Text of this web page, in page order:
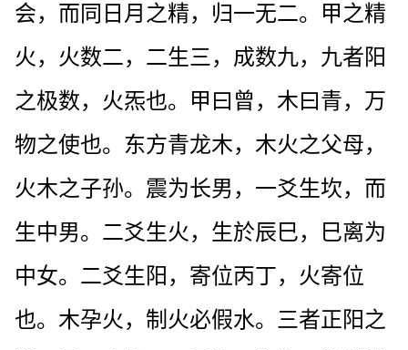
会，而同日月之精，归一无二。甲之精
火，火数二，二生三，成数九，九者阳
之极数，火炁也。甲曰曾，木曰青，万
物之使也。东方青龙木，木火之父母，
火木之子孙。震为长男，一爻生坎，而
生中男。二爻生火，生於辰巳，巳离为
中女。二爻生阳，寄位丙丁，火寄位
也。木孕火，制火必假水。三者正阳之